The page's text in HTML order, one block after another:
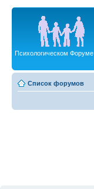
Психологическом Форуме
Список форумов